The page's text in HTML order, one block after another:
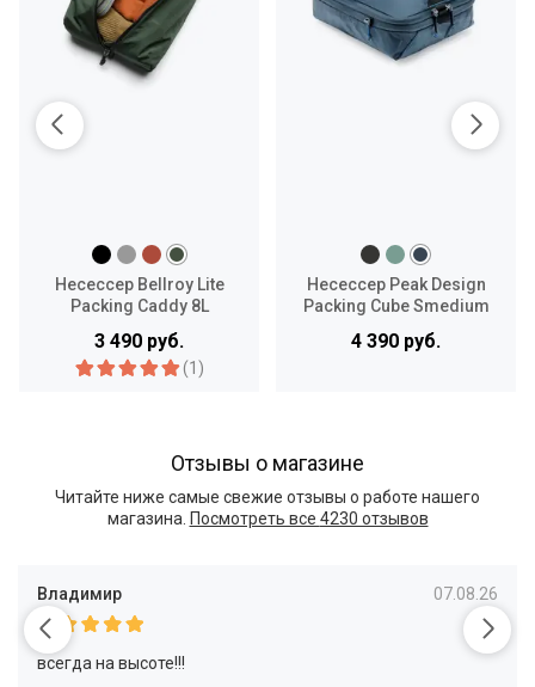
Несессер Bellroy Lite
Packing Caddy 8L
3 490 руб.
(1)
Несессер Peak Design
Packing Cube Smedium
4 390 руб.
Отзывы о магазине
Читайте ниже самые свежие отзывы о работе нашего
магазина. Посмотреть все 4230 отзывов
Владимир 07.08.26
всегда на высоте!!!